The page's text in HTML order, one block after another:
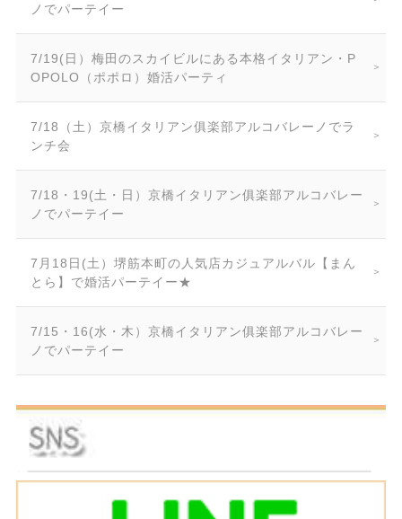
ノでパーテイー
7/19(日）梅田のスカイビルにある本格イタリアン・P
OPOLO（ポポロ）婚活パーティ
7/18（土）京橋イタリアン俱楽部アルコバレーノでラ
ンチ会
7/18・19(土・日）京橋イタリアン俱楽部アルコバレー
ノでパーテイー
7月18日(土）堺筋本町の人気店カジュアルバル【まん
とら】で婚活パーテイー★
7/15・16(水・木）京橋イタリアン俱楽部アルコバレー
ノでパーテイー